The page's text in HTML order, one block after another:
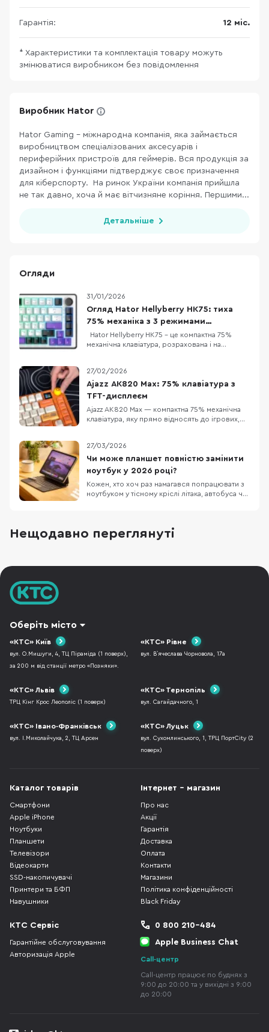
Гарантія: 12 міс.
* Характеристики та комплектація товару можуть
змінюватися виробником без повідомлення
Виробник Hator
Hator Gaming - міжнародна компанія, яка займається
виробництвом спеціалізованих аксесуарів і
периферійних пристроїв для геймерів. Вся продукція за
дизайном і функціями підтверджує своє призначення
для кіберспорту. На ринок України компанія прийшла
не так давно, хоча й має вітчизняне коріння. Першими...
Детальніше
Огляди
31/01/2026
Огляд Hator Hellyberry HK75: тиха
75% механіка з 3 режимами
підключення
механічна клавіатура, розрахована і на
Mechanical Linear, які попередньо змащені на
заводі. Це забезпечує надзвичайно плавний
хід клавіш та блискавичний відгук без зайво
27/02/2026
Ajazz AK820 Max: 75% клавіатура з
TFT-дисплеєм
Ajazz AK820 Max — компактна 75% механічна
клавіатура, яку прямо відносять до ігрових,
живлення та три режими підключення
(дротовий, Bluetooth 5.0 і радіо 2.4 ГГц). У
версії з помітним оранжевим кольором
додається ще од
27/03/2026
Чи може планшет повністю замінити
ноутбук у 2026 році?
Кожен, хто хоч раз намагався попрацювати з
ноутбуком у тісному кріслі літака, автобуса чи
нестача місця. Саме тому все більше
фрилансерів, студентів та людей у
Нещодавно переглянуті
Оберіть місто
«КТС» Київ
вул. О.Мишуги, 4, ТЦ Піраміда (1 поверх),
за 200 м від станції метро «Позняки».
«КТС» Рівне
вул. В`ячеслава Чорновола, 17а
«КТС» Львів
ТРЦ Кінг Крос Леополіс (1 поверх)
«КТС» Тернопіль
вул. Сагайдачного, 1
«КТС» Івано-Франківськ
вул. І.Миколайчука, 2, ТЦ Арсен
«КТС» Луцьк
вул. Сухомлинського, 1, ТРЦ ПортCity (2
поверх)
Каталог товарів
Смартфони
Apple iPhone
Ноутбуки
Планшети
Телевізори
Відеокарти
SSD-накопичувачі
Принтери та БФП
Навушники
Інтернет - магазин
Про нас
Акції
Гарантія
Доставка
Оплата
Контакти
Магазини
Політика конфіденційності
Black Friday
КТС Сервіс
Гарантійне обслуговування
Авторизація Apple
0 800 210-484
Apple Business Chat
Call-центр
Call-центр працює по буднях з
9:00 до 20:00 та у вихідні з 9:00
до 20:00